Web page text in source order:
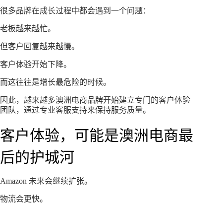
很多品牌在成长过程中都会遇到一个问题：
老板越来越忙。
但客户回复越来越慢。
客户体验开始下降。
而这往往是增长最危险的时候。
因此，越来越多澳洲电商品牌开始建立专门的客户体验
团队，通过专业客服支持来保持服务质量。
客户体验，可能是澳洲电商最
后的护城河
Amazon 未来会继续扩张。
物流会更快。